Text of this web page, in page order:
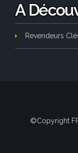
A
Revendeurs
©Copyright